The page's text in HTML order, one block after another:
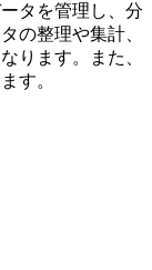
タを管理し、分
の整理や集計、
ります。また、
す。